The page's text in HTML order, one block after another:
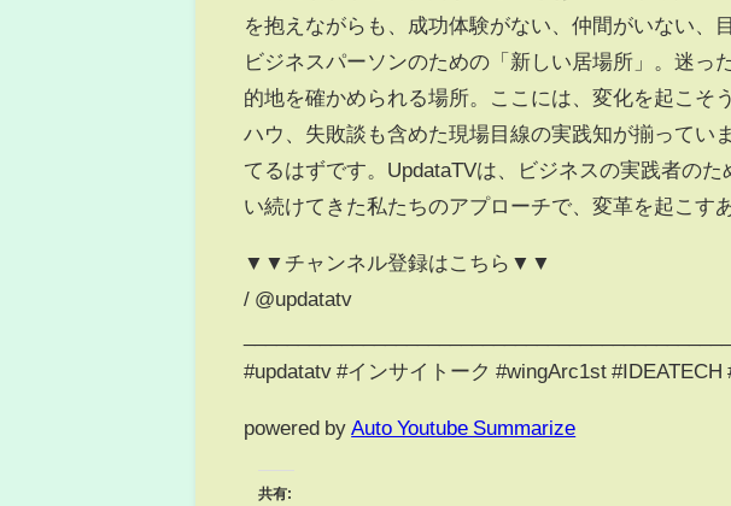
を抱えながらも、成功体験がない、仲間がいない、
ビジネスパーソンのための「新しい居場所」。迷っ
的地を確かめられる場所。ここには、変化を起こそ
ハウ、失敗談も含めた現場目線の実践知が揃ってい
てるはずです。UpdataTVは、ビジネスの実践者の
い続けてきた私たちのアプローチで、変革を起こす
▼▼チャンネル登録はこちら▼▼
/ @updatatv
#updatatv #インサイトーク #wingArc1st
powered by Auto Youtube Summarize
共有: